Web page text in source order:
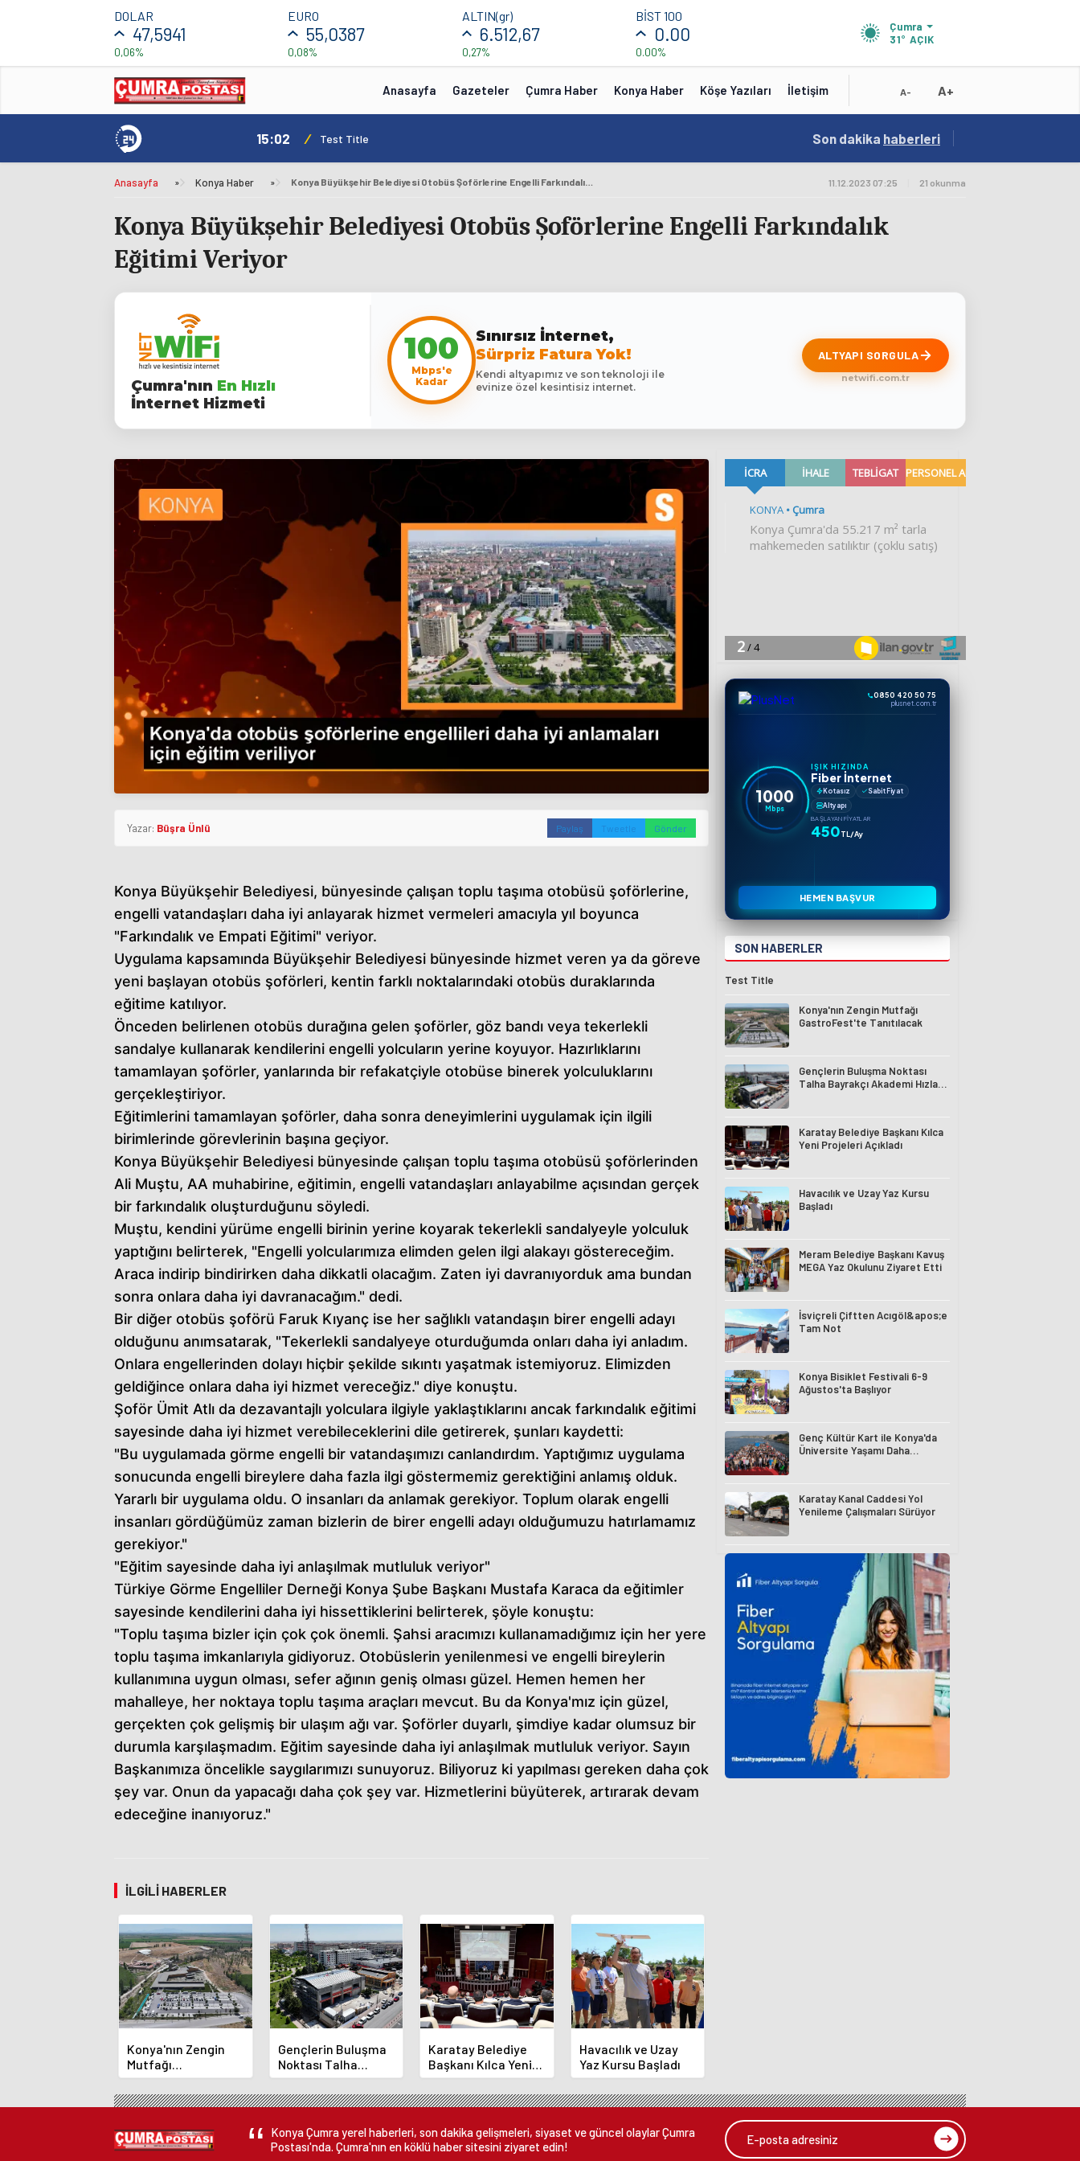
DOLAR
47,5941
0,06%
EURO
55,0387
0,08%
ALTIN(gr)
6.512,67
0,27%
BİST 100
0.00
0.00%
Çumra
31° AÇIK
Anasayfa Gazeteler Çumra Haber Konya Haber Köşe Yazıları İletişim A- A+
15:02 / Test Title 19:01 / Konya'nın Zengin Mutfağı GastroFest'te
Son dakika haberleri
Anasayfa » Konya Haber » Konya Büyükşehir Belediyesi Otobüs Şoförlerine Engelli Farkındalık Eğitimi Veriyor 11.12.2023 07:25 21 okunma
Konya Büyükşehir Belediyesi Otobüs Şoförlerine Engelli Farkındalık
Eğitimi Veriyor
Çumra'nın En Hızlı
İnternet Hizmeti
100
Mbps'e
Kadar
Sınırsız İnternet,
Sürpriz Fatura Yok!
Kendi altyapımız ve son teknoloji ile
evinize özel kesintisiz internet.
ALTYAPI SORGULA
netwifi.com.tr
Yazar: Büşra Ünlü Paylaş Tweetle Gönder
Konya Büyükşehir Belediyesi, bünyesinde çalışan toplu taşıma otobüsü şoförlerine,
engelli vatandaşları daha iyi anlayarak hizmet vermeleri amacıyla yıl boyunca
"Farkındalık ve Empati Eğitimi" veriyor.
Uygulama kapsamında Büyükşehir Belediyesi bünyesinde hizmet veren ya da göreve
yeni başlayan otobüs şoförleri, kentin farklı noktalarındaki otobüs duraklarında
eğitime katılıyor.
Önceden belirlenen otobüs durağına gelen şoförler, göz bandı veya tekerlekli
sandalye kullanarak kendilerini engelli yolcuların yerine koyuyor. Hazırlıklarını
tamamlayan şoförler, yanlarında bir refakatçiyle otobüse binerek yolculuklarını
gerçekleştiriyor.
Eğitimlerini tamamlayan şoförler, daha sonra deneyimlerini uygulamak için ilgili
birimlerinde görevlerinin başına geçiyor.
Konya Büyükşehir Belediyesi bünyesinde çalışan toplu taşıma otobüsü şoförlerinden
Ali Muştu, AA muhabirine, eğitimin, engelli vatandaşları anlayabilme açısından gerçek
bir farkındalık oluşturduğunu söyledi.
Muştu, kendini yürüme engelli birinin yerine koyarak tekerlekli sandalyeyle yolculuk
yaptığını belirterek, "Engelli yolcularımıza elimden gelen ilgi alakayı göstereceğim.
Araca indirip bindirirken daha dikkatli olacağım. Zaten iyi davranıyorduk ama bundan
sonra onlara daha iyi davranacağım." dedi.
Bir diğer otobüs şoförü Faruk Kıyanç ise her sağlıklı vatandaşın birer engelli adayı
olduğunu anımsatarak, "Tekerlekli sandalyeye oturduğumda onları daha iyi anladım.
Onlara engellerinden dolayı hiçbir şekilde sıkıntı yaşatmak istemiyoruz. Elimizden
geldiğince onlara daha iyi hizmet vereceğiz." diye konuştu.
Şoför Ümit Atlı da dezavantajlı yolculara ilgiyle yaklaştıklarını ancak farkındalık eğitimi
sayesinde daha iyi hizmet verebileceklerini dile getirerek, şunları kaydetti:
"Bu uygulamada görme engelli bir vatandaşımızı canlandırdım. Yaptığımız uygulama
sonucunda engelli bireylere daha fazla ilgi göstermemiz gerektiğini anlamış olduk.
Yararlı bir uygulama oldu. O insanları da anlamak gerekiyor. Toplum olarak engelli
insanları gördüğümüz zaman bizlerin de birer engelli adayı olduğumuzu hatırlamamız
gerekiyor."
"Eğitim sayesinde daha iyi anlaşılmak mutluluk veriyor"
Türkiye Görme Engelliler Derneği Konya Şube Başkanı Mustafa Karaca da eğitimler
sayesinde kendilerini daha iyi hissettiklerini belirterek, şöyle konuştu:
"Toplu taşıma bizler için çok çok önemli. Şahsi aracımızı kullanamadığımız için her yere
toplu taşıma imkanlarıyla gidiyoruz. Otobüslerin yenilenmesi ve engelli bireylerin
kullanımına uygun olması, sefer ağının geniş olması güzel. Hemen hemen her
mahalleye, her noktaya toplu taşıma araçları mevcut. Bu da Konya'mız için güzel,
gerçekten çok gelişmiş bir ulaşım ağı var. Şoförler duyarlı, şimdiye kadar olumsuz bir
durumla karşılaşmadım. Eğitim sayesinde daha iyi anlaşılmak mutluluk veriyor. Sayın
Başkanımıza öncelikle saygılarımızı sunuyoruz. Biliyoruz ki yapılması gereken daha çok
şey var. Onun da yapacağı daha çok şey var. Hizmetlerini büyüterek, artırarak devam
edeceğine inanıyoruz."
İLGILI HABERLER
Konya'nın Zengin
Mutfağı
GastroFest'te
Tanıtılacak
Gençlerin Buluşma
Noktası Talha
Bayrakçı Akademi
Hızla Yükseliyor
Karatay Belediye
Başkanı Kılca Yeni
Projeleri Açıkladı
Havacılık ve Uzay
Yaz Kursu Başladı
0850 420 50 75
plusnet.com.tr
1000
Mbps
IŞIK HIZINDA
Fiber İnternet
Kotasız
Sabit Fiyat
Altyapı
BAŞLAYAN FIYATLAR
450TL/Ay
HEMEN BAŞVUR
SON HABERLER
Test Title
Konya'nın Zengin Mutfağı
GastroFest'te Tanıtılacak
Gençlerin Buluşma Noktası
Talha Bayrakçı Akademi Hızla
Karatay Belediye Başkanı Kılca
Yeni Projeleri Açıkladı
Havacılık ve Uzay Yaz Kursu
Başladı
Meram Belediye Başkanı Kavuş
MEGA Yaz Okulunu Ziyaret Etti
İsviçreli Çiftten Acıgöl&apos;e
Tam Not
Konya Bisiklet Festivali 6-9
Ağustos'ta Başlıyor
Genç Kültür Kart ile Konya'da
Üniversite Yaşamı Daha
Karatay Kanal Caddesi Yol
Yenileme Çalışmaları Sürüyor
Konya Çumra yerel haberleri, son dakika gelişmeleri, siyaset ve güncel olaylar Çumra
Postası'nda. Çumra'nın en köklü haber sitesini ziyaret edin!